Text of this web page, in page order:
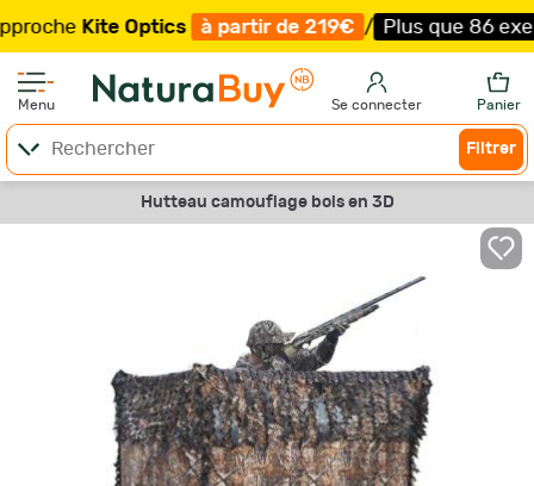
Kite Optics à partir de 219€ / Plus que 86
Menu Se connecter Panier
Filtrer
Hutteau camouflage bois en 3D